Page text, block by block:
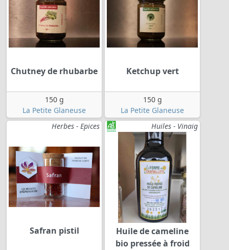
Chutney de rhubarbe
150 g
La Petite Glaneuse
Ketchup vert
150 g
La Petite Glaneuse
Herbes - Epices
Safran pistil
Huiles - Vinaig
Huile de cameline
bio pressée à froid